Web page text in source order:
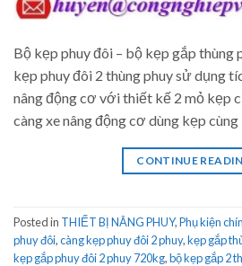
Bộ kẹp phuy đôi – bộ kẹp gắp thùng
kẹp phuy đôi 2 thùng phuy sử dụng
nâng động cơ với thiết kế 2 mỏ kẹp
càng xe nâng động cơ dùng kẹp
CONTINUE
Posted in THIẾT BỊ NÂNG PHUY,Phụ kiện
phuy đôi,càng kẹp phuy đôi 2 phuy,kẹp gắp
kẹp gắp phuy đôi 2 phuy 720kg,bộ kẹp gắp 2